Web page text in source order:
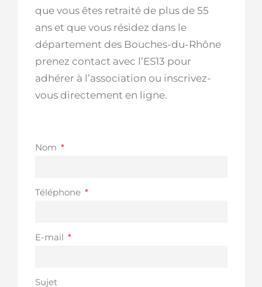
que vous êtes retraité de plus de 55
ans et que vous résidez dans le
département des Bouches-du-Rhône
prenez contact avec l’ES13 pour
adhérer à l’association ou inscrivez-
vous directement en ligne.
Nom
Téléphone
E-mail
Sujet